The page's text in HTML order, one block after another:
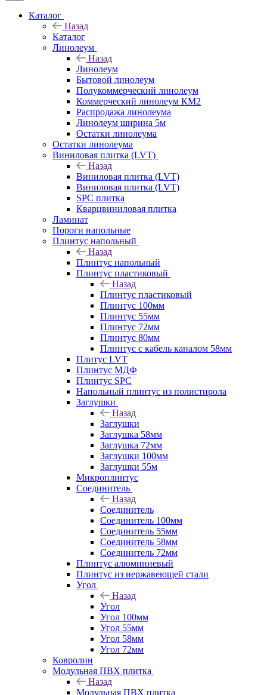
Каталог
Назад
Каталог
Линолеум
Назад
Линолеум
Бытовой линолеум
Полукоммерческий линолеум
Коммерческий линолеум КМ2
Распродажа линолеума
Линолеум ширина 5м
Остатки линолеума
Остатки линолеума
Виниловая плитка (LVT)
Назад
Виниловая плитка (LVT)
Виниловая плитка (LVT)
SPC плитка
Кварцвиниловая плитка
Ламинат
Пороги напольные
Плинтус напольный
Назад
Плинтус напольный
Плинтус пластиковый
Назад
Плинтус пластиковый
Плинтус 100мм
Плинтус 55мм
Плинтус 72мм
Плинтус 80мм
Плинтус с кабель каналом 58мм
Плитус LVT
Плинтус МДФ
Плинтус SPC
Напольный плинтус из полистирола
Заглушки
Назад
Заглушки
Заглушка 58мм
Заглушка 72мм
Заглушки 100мм
Заглушки 55м
Микроплинтус
Соединитель
Назад
Соединитель
Соединитель 100мм
Соединитель 55мм
Соединитель 58мм
Соединитель 72мм
Плинтус алюминиевый
Плинтус из нержавеющей стали
Угол
Назад
Угол
Угол 100мм
Угол 55мм
Угол 58мм
Угол 72мм
Ковролин
Модульная ПВХ плитка
Назад
Модульная ПВХ плитка